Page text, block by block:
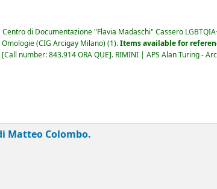
Centro di Documentazione "Flavia Madaschi" Cassero
(CIG Arcigay Milano)(1).Items available for
Call number:843.914 ORA QUE . RIMINI | APS Alan Turing -
Matteo Colombo.